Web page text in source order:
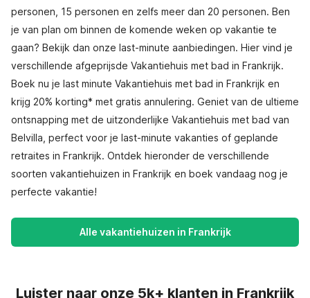
personen, 15 personen en zelfs meer dan 20 personen. Ben
je van plan om binnen de komende weken op vakantie te
gaan? Bekijk dan onze last-minute aanbiedingen. Hier vind je
verschillende afgeprijsde Vakantiehuis met bad in Frankrijk.
Boek nu je last minute Vakantiehuis met bad in Frankrijk en
krijg 20% korting* met gratis annulering. Geniet van de ultieme
ontsnapping met de uitzonderlijke Vakantiehuis met bad van
Belvilla, perfect voor je last-minute vakanties of geplande
retraites in Frankrijk. Ontdek hieronder de verschillende
soorten vakantiehuizen in Frankrijk en boek vandaag nog je
perfecte vakantie!
Alle vakantiehuizen in Frankrijk
Luister naar onze 5k+ klanten in Frankrijk